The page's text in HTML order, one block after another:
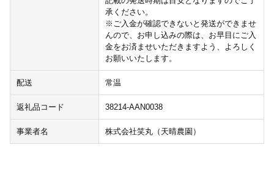
承ください。
※ご入金が確認できないと発送ができませ
んので、お申し込みの際は、お早目にご入
金をお済ませいただきますよう、よろしく
お願いいたします。
配送 常温
返礼品コード 38214-AAN0038
事業者名 株式会社笑丸（天晴農園）